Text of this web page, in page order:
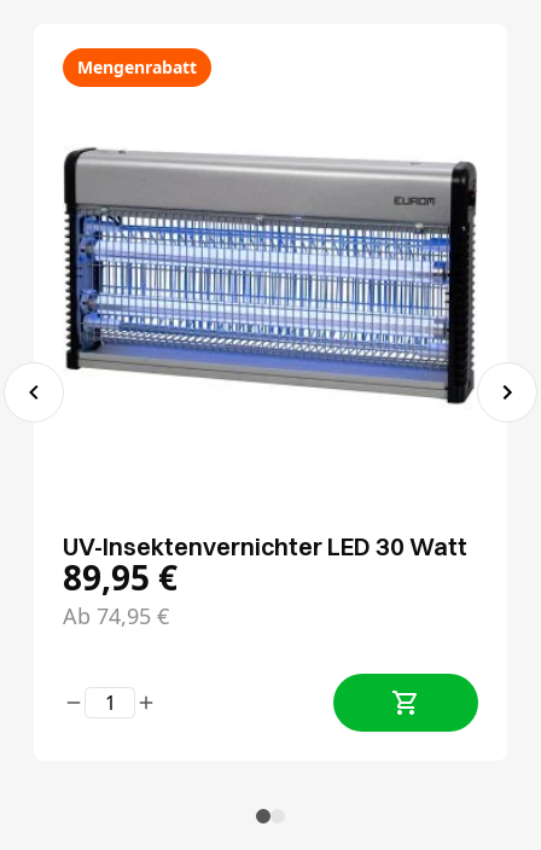
Mengenrabatt
UV-Insektenvernichter LED 30 Watt
89,95 €
Ab 74,95 €